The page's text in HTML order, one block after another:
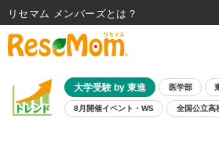
大学受験 by 東進 医学部
8月開催イベント・WS 全国公立高
リセマム メンバーズ